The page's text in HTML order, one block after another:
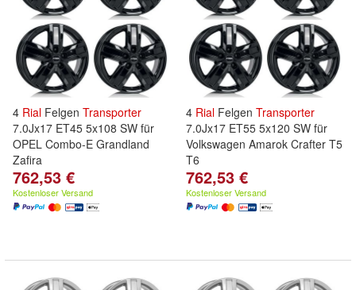
4 Rial Felgen Transporter
7.0Jx17 ET45 5x108 SW für
OPEL Combo-E Grandland
Zafira
762,53 €
Kostenloser Versand
4 Rial Felgen Transporter
7.0Jx17 ET55 5x120 SW für
Volkswagen Amarok Crafter T5
T6
762,53 €
Kostenloser Versand